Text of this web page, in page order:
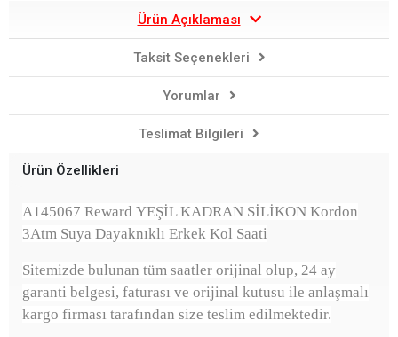
Ürün Açıklaması
Taksit Seçenekleri
Yorumlar
Teslimat Bilgileri
Ürün Özellikleri
A145067 Reward YEŞİL KADRAN SİLİKON Kordon
3Atm Suya Dayaknıklı Erkek Kol Saati
Sitemizde bulunan tüm saatler orijinal olup, 24 ay
garanti belgesi, faturası ve orijinal kutusu ile anlaşmalı
kargo firması tarafından size teslim edilmektedir.